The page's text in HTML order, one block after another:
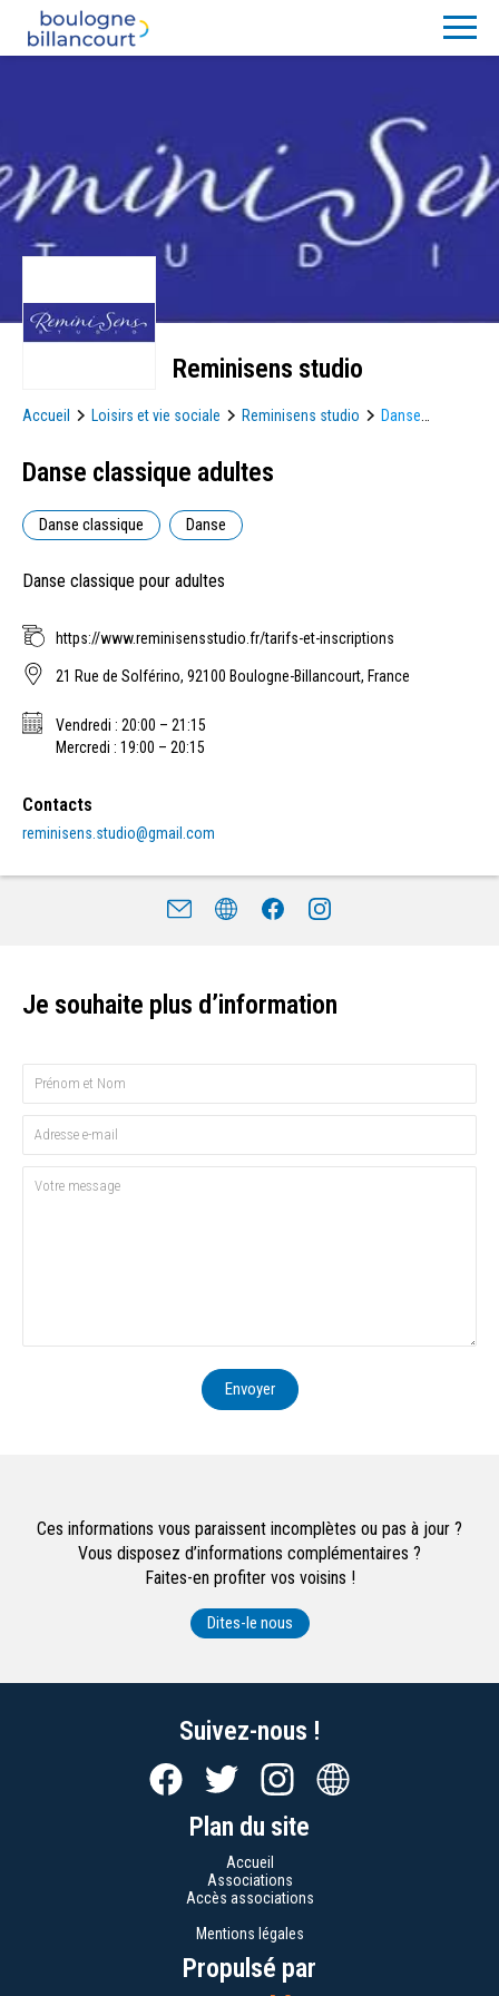
Reminisens studio
Accueil Loisirs et vie sociale Reminisens studio
Danse
Danse classique adultes
Danse classique Danse
Danse classique pour adultes
https://www.reminisensstudio.fr/tarifs-et-inscriptions
21 Rue de Solférino, 92100 Boulogne-Billancourt, France
Vendredi : 20:00 – 21:15
Mercredi : 19:00 – 20:15
Contacts
reminisens.studio@gmail.com
Je souhaite plus d’information
Envoyer
Ces informations vous paraissent incomplètes ou pas à jour ?
Vous disposez d’informations complémentaires ?
Faites-en profiter vos voisins !
Dites-le nous
Suivez-nous !
Plan du site
Accueil
Associations
Accès associations
Mentions légales
Propulsé par